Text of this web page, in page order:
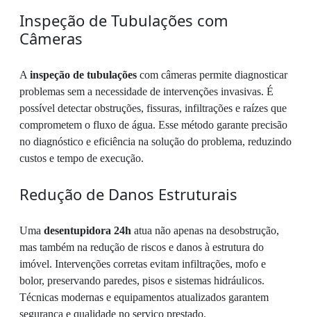
Inspeção de Tubulações com
Câmeras
A inspeção de tubulações com câmeras permite diagnosticar
problemas sem a necessidade de intervenções invasivas. É
possível detectar obstruções, fissuras, infiltrações e raízes que
comprometem o fluxo de água. Esse método garante precisão
no diagnóstico e eficiência na solução do problema, reduzindo
custos e tempo de execução.
Redução de Danos Estruturais
Uma desentupidora 24h atua não apenas na desobstrução,
mas também na redução de riscos e danos à estrutura do
imóvel. Intervenções corretas evitam infiltrações, mofo e
bolor, preservando paredes, pisos e sistemas hidráulicos.
Técnicas modernas e equipamentos atualizados garantem
segurança e qualidade no serviço prestado.